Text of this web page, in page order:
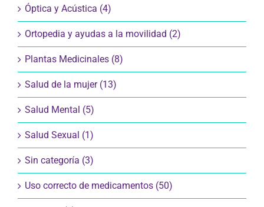
Óptica y Acústica (4)
Ortopedia y ayudas a la movilidad (2)
Plantas Medicinales (8)
Salud de la mujer (13)
Salud Mental (5)
Salud Sexual (1)
Sin categoría (3)
Uso correcto de medicamentos (50)